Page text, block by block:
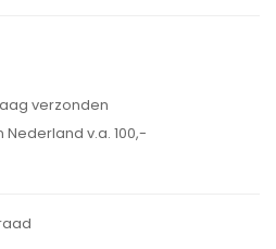
verzonden
v.a. 100,-